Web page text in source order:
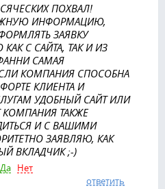
ПОХВАЛ!
ИНФОРМАЦИЮ,
ЗАЯВКУ
С САЙТА, ТАК И ИЗ
САМАЯ
КОМПАНИЯ СПОСОБНА
КЛИЕНТА И
УДОБНЫЙ САЙТ ИЛИ
ТАКЖЕ
И С ВАШИМИ
ЗАЯВЛЯЮ, КАК
ВКЛАДЧИК ;-)
Да Нет
ответить